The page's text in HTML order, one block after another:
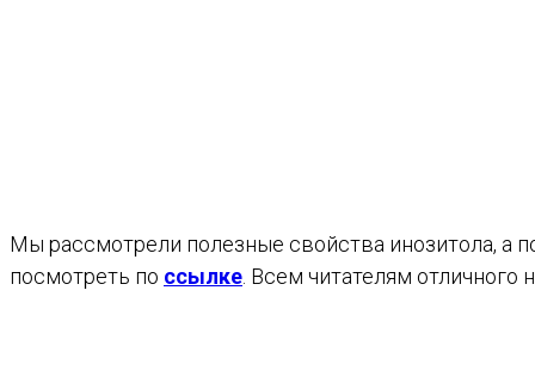
Мы рассмотрели полезные свойства инозитола, а
посмотреть по ссылке. Всем читателям отличного